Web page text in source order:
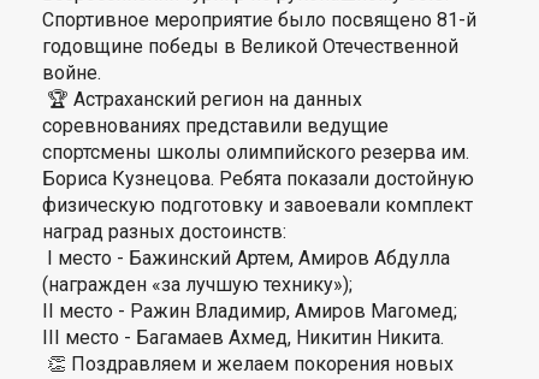
Спортивное мероприятие было посвящено 81-й
годовщине победы в Великой Отечественной
войне.
🏆 Астраханский регион на данных
соревнованиях представили ведущие
спортсмены школы олимпийского резерва им.
Бориса Кузнецова. Ребята показали достойную
физическую подготовку и завоевали комплект
наград разных достоинств:
I место - Бажинский Артем, Амиров Абдулла
(награжден «за лучшую технику»);
II место - Ражин Владимир, Амиров Магомед;
III место - Багамаев Ахмед, Никитин Никита.
👏 Поздравляем и желаем покорения новых